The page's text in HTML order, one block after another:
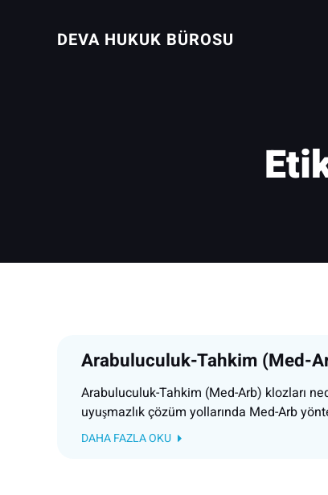
DEVA HUKUK BÜROSU
Arabuluculuk-Tahkim (Med-
Arabuluculuk-Tahkim (Med-Arb) klozları
uyuşmazlık çözüm yollarında Med-Arb
DAHA FAZLA OKU